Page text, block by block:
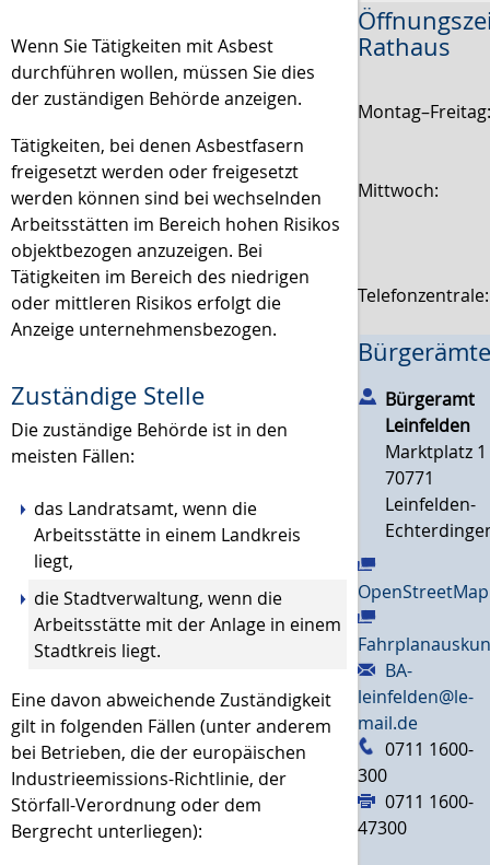
Wenn Sie Tätigkeiten mit Asbest
durchführen wollen, müssen Sie dies
der zuständigen Behörde anzeigen.
Tätigkeiten, bei denen Asbestfasern
freigesetzt werden oder freigesetzt
werden können sind bei wechselnden
Arbeitsstätten im Bereich hohen Risikos
objektbezogen anzuzeigen. Bei
Tätigkeiten im Bereich des niedrigen
oder mittleren Risikos erfolgt die
Anzeige unternehmensbezogen.
Zuständige Stelle
Die zuständige Behörde ist in den
meisten Fällen:
das Landratsamt, wenn die
Arbeitsstätte in einem Landkreis
liegt,
die Stadtverwaltung, wenn die
Arbeitsstätte mit der Anlage in einem
Stadtkreis liegt.
Eine davon abweichende Zuständigkeit
gilt in folgenden Fällen (unter anderem
bei Betrieben, die der europäischen
Industrieemissions-Richtlinie, der
Störfall-Verordnung oder dem
Bergrecht unterliegen):
Rathaus
Mittwoch:
Bürgeramt
Leinfelden
Marktplatz 1
70771
Leinfelden-
OpenStreetMap
BA-
leinfelden@le-
mail.de
0711 1600-
300
0711 1600-
47300